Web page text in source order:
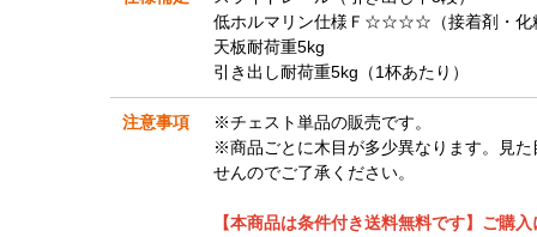
低ホルマリン仕様Ｆ☆☆☆☆（接着剤・化
天板耐荷重5kg
引き出し耐荷重5kg（1杯あたり）
注意事項
※チェスト単品の販売です。
※商品ごとに木目が多少異なります。見
せんのでご了承ください。
【本商品は条件付き送料無料です】ご購